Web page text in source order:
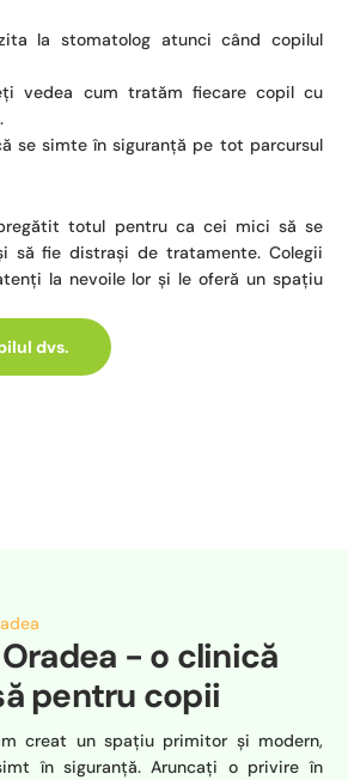
la stomatolog atunci când copilul
vedea cum tratăm fiecare copil cu
se simte în siguranță pe tot parcursul
totul pentru ca cei mici să se
să fie distrași de tratamente. Colegii
la nevoile lor și le oferă un spațiu
dvs.
- o clinică
pentru copii
creat un spațiu primitor și modern,
în siguranță. Aruncați o privire în